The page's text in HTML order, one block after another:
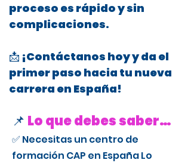
proceso es rápido y sin
complicaciones.
📩 ¡Contáctanos hoy y da el
primer paso hacia tu nueva
carrera en España!
📌 Lo que debes saber…
✅ Necesitas un centro de
formación CAP en España Lo